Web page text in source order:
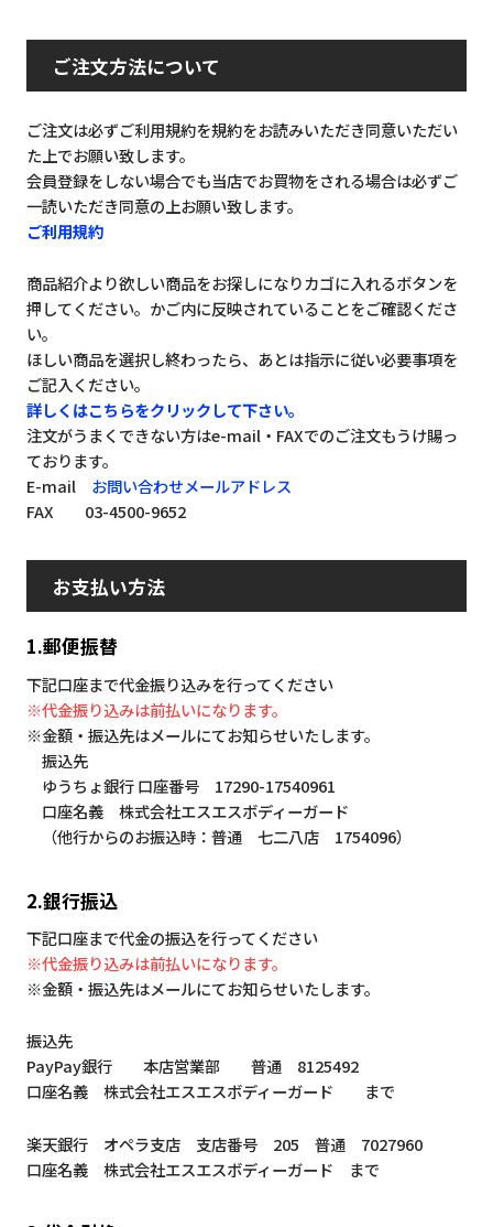
ご注文方法について
ご注文は必ずご利用規約を規約をお読みいただき同意いただい
た上でお願い致します。
会員登録をしない場合でも当店でお買物をされる場合は必ずご
一読いただき同意の上お願い致します。
ご利用規約
商品紹介より欲しい商品をお探しになりカゴに入れるボタンを
押してください。かご内に反映されていることをご確認くださ
い。
ほしい商品を選択し終わったら、あとは指示に従い必要事項を
ご記入ください。
詳しくはこちらをクリックして下さい。
注文がうまくできない方はe-mail・FAXでのご注文もうけ賜っ
ております。
E-mail お問い合わせメールアドレス
FAX 03-4500-9652
お支払い方法
1.郵便振替
下記口座まで代金振り込みを行ってください
※代金振り込みは前払いになります。
※金額・振込先はメールにてお知らせいたします。
振込先
ゆうちょ銀行 口座番号 17290-17540961
口座名義 株式会社エスエスボディーガード
（他行からのお振込時：普通 七二八店 1754096）
2.銀行振込
下記口座まで代金の振込を行ってください
※代金振り込みは前払いになります。
※金額・振込先はメールにてお知らせいたします。
振込先
PayPay銀行 本店営業部 普通 8125492
口座名義 株式会社エスエスボディーガード まで
楽天銀行 オペラ支店 支店番号 205 普通 7027960
口座名義 株式会社エスエスボディーガード まで